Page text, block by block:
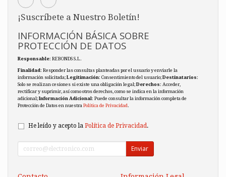
¡Suscríbete a Nuestro Boletín!
INFORMACIÓN BÁSICA SOBRE
PROTECCIÓN DE DATOS
Responsable: REBONDS S.L.
Finalidad: Responder las consultas planteadas por el usuario y enviarle la
información solicitada;Legitimación: Consentimiento del usuario;Destinatarios:
Solo se realizan cesiones si existe una obligación legal;Derechos: Acceder,
rectificar y suprimir, así como otros derechos, como se indica en la información
adicional;Información Adicional: Puede consultar la información completa de
Protección de Datos en nuestra Política de Privacidad.
He leído y acepto la Política de Privacidad .
Enviar